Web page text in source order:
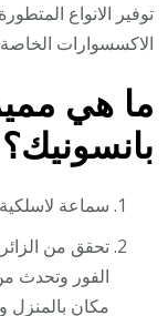
توفير الانواع
الاكسسوارات
ما هي
بانسونيك؟
سماعة
تحقق من
الفور وتحدث
مكان بالمنزل